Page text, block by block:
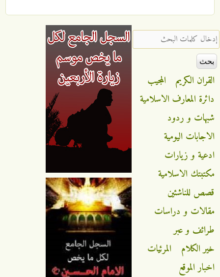
‏إدخال كلمات البحث ‏
القران الكريم
المجيب
دائرة المعارف الاسلامية
شبهات و ردود
الاجابات اليومية
ادعية و زيارات
مكتبتك الاسلامية
قصص للناشئين
مقالات و دراسات
طرائف و عبر
خير الكلام
المرئيات
اخبار الموقع